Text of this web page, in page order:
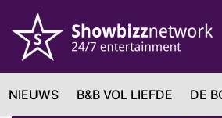
NIEUWS B&B VOL LIEFDE DE